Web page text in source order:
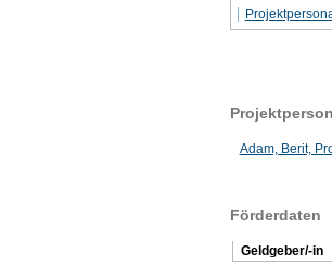
Adam, Berit,
Förderdaten
Geldgeber/-in